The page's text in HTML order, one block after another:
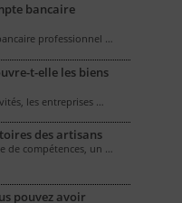
bancaire
professionnel …
t-elle les biens
les entreprises …
des artisans
de compétences, un …
pouvez avoir